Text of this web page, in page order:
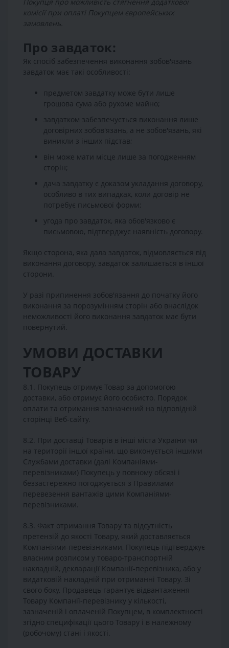
комісії при оплаті Покупцем європейських
замовлень.
Про завдаток:
Як спосіб забезпечення виконання зобов'язань
завдаток має такі особливості:
предметом завдатку може бути лише
грошова сума або рухоме майно;
завдатком забезпечується виконання лише
договірних зобов'язань, а не зобов'язань, які
виникли з інших підстав;
він може мати місце лише за погодженням
сторін;
дача завдатку є доказом укладання договору,
особливо в тих випадках, коли договір не
потребує письмової форми;
угода про завдаток, яка обов'язково є
письмовою, підтверджує наявність договору.
Якщо сторона, яка дала завдаток, відмовляється від
виконання договору, завдаток залишається в іншої
сторони.
У разі припинення зобов'язання до початку його
виконання за порозумінням сторін або внаслідок
неможливості його виконання завдаток має бути
повернутий.
УМОВИ ДОСТАВКИ
ТОВАРУ
8.1. Покупець отримує Товар за допомогою
доставки, або отримує його особисто. Порядок
оплати та отримання зазначений на відповідній
сторінці Веб-сайту.
8.2. При доставці Товарів в інші міста України чи
на території іншої країни, що виконується іншими
Службами доставки (далі Компаніями-
перевізниками) Покупець у повному обсязі і
беззастережно погоджується з Правилами
перевезення вантажів цими Компаніями-
перевізниками.
8.3. Факт отримання Товару та відсутність
претензій до якості Товару, який доставляється
Компаніями-перевізниками, Покупець підтверджує
власним розписом у товаро-транспортній
накладній, декларації Компанії-перевізника, або у
видатковій накладній при отриманні Товару. Зі
свого боку, Продавець гарантує відвантаження
Товару Компанії-перевізнику у кількості,
зазначеній і оплаченій Покупцем, в комплектності
згідно специфікації цього Товару і в належному
(робочому) стані і якості.